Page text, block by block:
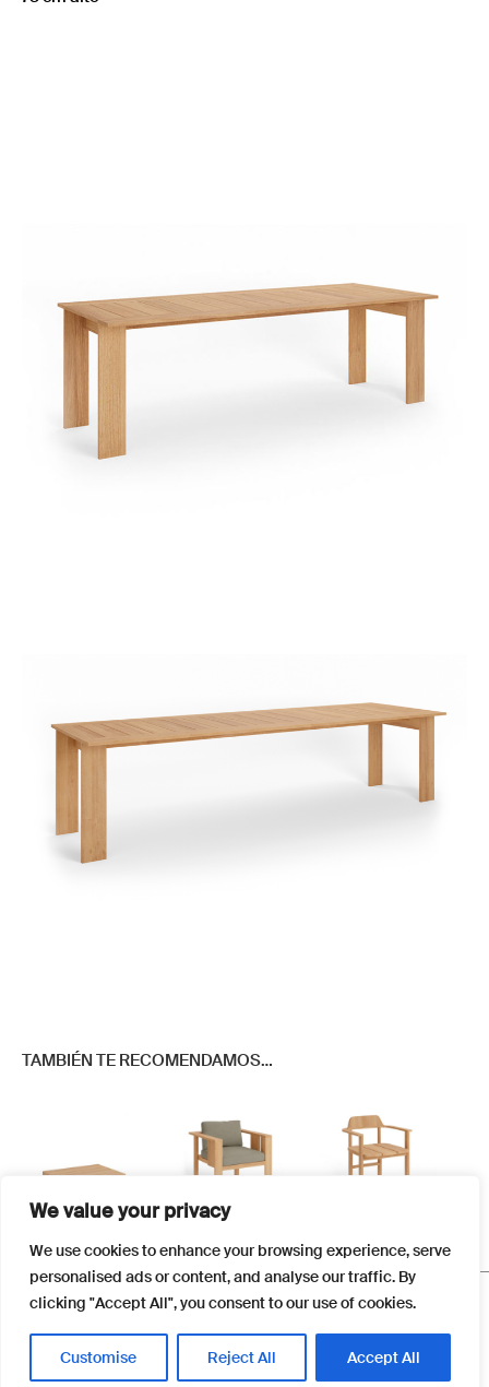
We value your privacy
We use cookies to enhance your browsing experience, serve
personalised ads or content, and analyse our traffic. By
clicking "Accept All", you consent to our use of cookies.
Customise Reject All Accept All
TAMBIÉN TE RECOMENDAMOS…
Este
producto
tiene
FAQS
Newsletter
Términos y Condiciones
Política de Cookies